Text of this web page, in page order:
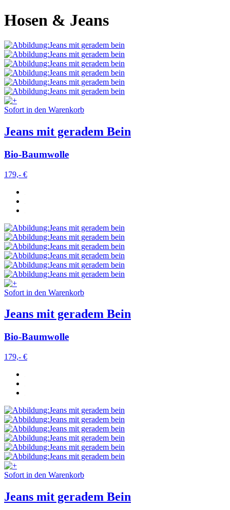
Hosen & Jeans
Sofort in den Warenkorb
Jeans mit geradem Bein
Bio-Baumwolle
179,- €
Sofort in den Warenkorb
Jeans mit geradem Bein
Bio-Baumwolle
179,- €
Sofort in den Warenkorb
Jeans mit geradem Bein